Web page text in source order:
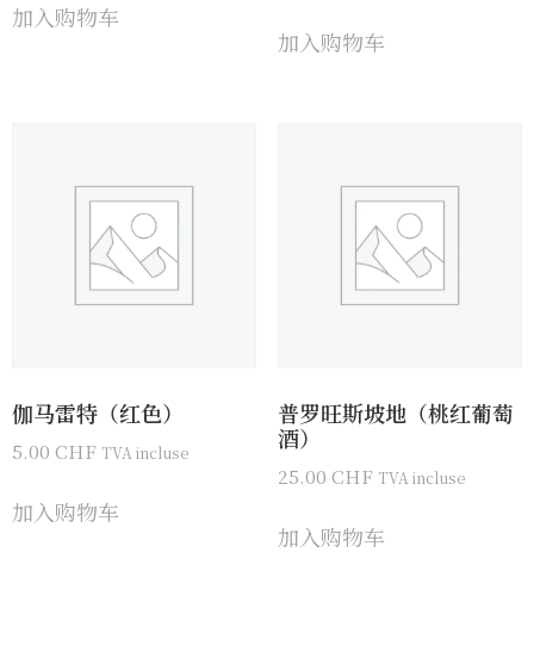
加入购物车
加入购物车
伽马雷特（红色）
5.00 CHF TVA incluse
加入购物车
普罗旺斯坡地（桃红葡萄
酒）
25.00 CHF TVA incluse
加入购物车